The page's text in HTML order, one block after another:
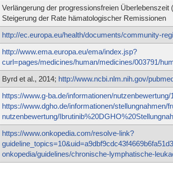
Verlängerung der progressionsfreien Überlebenszeit
Steigerung der Rate hämatologischer Remissionen
http://ec.europa.eu/health/documents/community-
http://www.ema.europa.eu/ema/index.jsp?
curl=pages/medicines/human/medicines/003791/
Byrd et al., 2014; http://www.ncbi.nlm.nih.gov/
https://www.g-ba.de/informationen/nutzenbewertung/
https://www.dgho.de/informationen/stellungnahmen/
nutzenbewertung/
https://www.onkopedia.com/resolve-link?
onkopedia/guidelines/chronische-lymphatische-